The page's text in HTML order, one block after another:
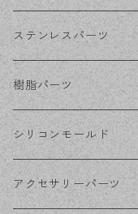
ホワイトシルバー
ステンレス・シルバー
ステンレス・ゴールド
フックピアス
その他ピアス
ネジばねイヤリング
クリップイヤリング
ノンホールピアス
ステンレスパーツ
ステンレスピアス
ステンレスイヤリング
ステンレスチェーン
樹脂パーツ
シリコンモールド
アクセサリーパーツ